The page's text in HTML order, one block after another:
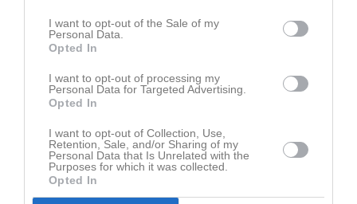
I want to opt-out of the Sale of my
Personal Data.
Opted In
I want to opt-out of processing my
Personal Data for Targeted Advertising.
Opted In
I want to opt-out of Collection, Use,
Retention, Sale, and/or Sharing of my
Personal Data that Is Unrelated with the
Purposes for which it was collected.
Opted In
Ingen video uppladdad
Logga in och ladda upp ert första klipp
Senast uppdaterade album